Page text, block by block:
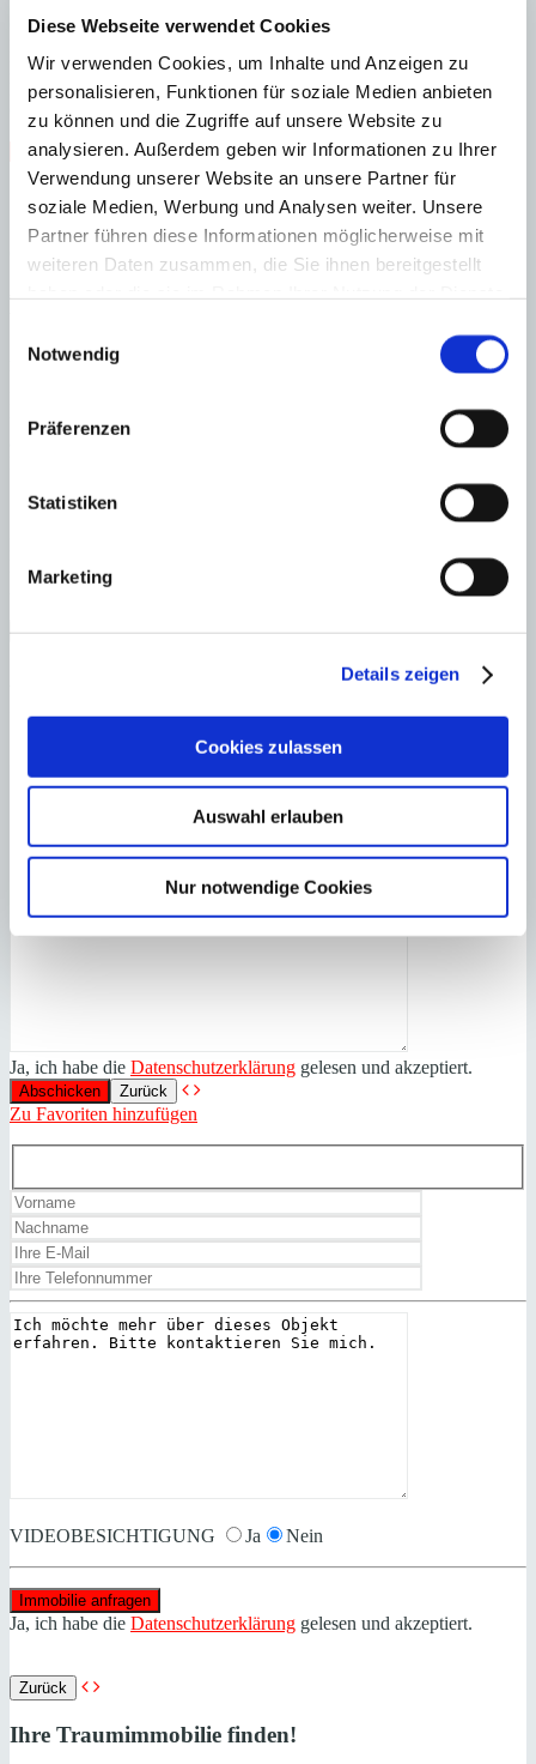
Diese Webseite verwendet Cookies
Wir verwenden Cookies, um Inhalte und Anzeigen zu
personalisieren, Funktionen für soziale Medien anbieten
zu können und die Zugriffe auf unsere Website zu
analysieren. Außerdem geben wir Informationen zu Ihrer
Verwendung unserer Website an unsere Partner für
soziale Medien, Werbung und Analysen weiter. Unsere
Partner führen diese Informationen möglicherweise mit
weiteren Daten zusammen, die Sie ihnen bereitgestellt
Notwendig
Präferenzen
Statistiken
Marketing
Details zeigen
Cookies zulassen
Auswahl erlauben
Nur notwendige Cookies
Steuern beim Immobilienkauf auf Mallorca!
Zuständiges Büro
Oscar Chuctaya +34 - 971 695 255
Haftungs- und Courtageklausel
Alle Angaben basieren auf Informationen und Daten, die uns vom
Verkäufer/Auftraggeber zur Verfügung gestellt wurden. Minkner &
und Aktualität der Angaben und Legalität der Immobilie. Die
angegebenen Preise enthalten nicht die vom Käufer zu tragenden
Minkner & Bonitz herunter.
Auf 124 Seiten finden Sie die aktuellen Immobilien-Angebote.
×
Ruhig gelegene 3-
Ja, ich habe die Datenschutzerklärung gelesen und akzeptiert.
Zurück
Zu Favoriten hinzufügen
VIDEOBESICHTIGUNG Ja Nein
Ja, ich habe die Datenschutzerklärung gelesen und akzeptiert.
Zurück
Ihre Traumimmobilie finden!